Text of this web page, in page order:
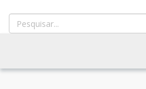
MUNICIPAL
DE
VIANA